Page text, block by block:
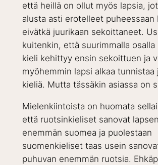
että heillä on ollut myös lapsia,
alusta asti erotelleet puheessaan
eivätkä juurikaan sekoittaneet.
kuitenkin, että suurimmalla osalla
kieli kehittyy ensin sekoittuen ja
myöhemmin lapsi alkaa tunnistaa
kieliä. Mutta tässäkin asiassa on
Mielenkiintoista on huomata
että ruotsinkieliset sanovat
enemmän suomea ja puolestaan
suomenkieliset taas usein
puhuvan enemmän ruotsia.